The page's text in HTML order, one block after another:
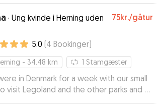
· Ung kvinde i Herning uden
75kr./gåtur
5.0 (4 Bookinger)
- 34.48 km 1 Stamgæster
in Denmark for a week with our small
visit Legoland and the other parks and so
some daycare for our dog. Nanna was